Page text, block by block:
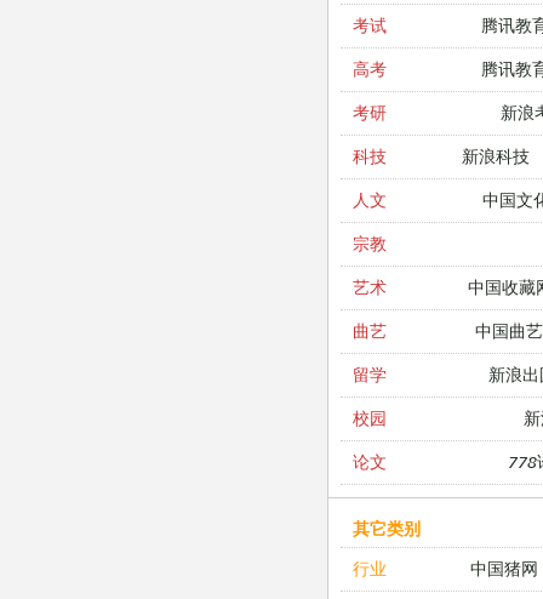
考试 腾讯教
高考 腾讯教
考研 新浪
科技 新浪科技
人文 中国文
宗教
艺术 中国收藏
曲艺 中国曲
留学 新浪
校园
论文 778
其它类别
行业
中国猪网